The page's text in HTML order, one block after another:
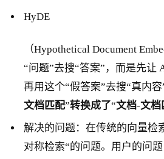
HyDE
（Hypothetical Document
“问题”去搜“答案”，而是先让
再用这个“假答案”去搜“真内
文档匹配”转换成了“文档-文档
解决的问题：在传统的向量检
对称检索“的问题。用户的问